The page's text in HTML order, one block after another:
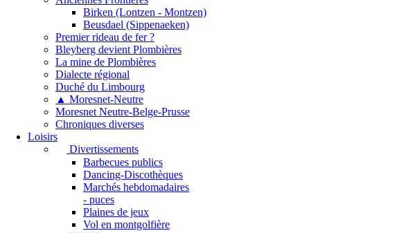
Birken (Lontzen - Montzen)
Beusdael (Sippenaeken)
Premier rideau de fer ?
Bleyberg devient Plombières
La mine de Plombières
Dialecte régional
Duché du Limbourg
▲ Moresnet-Neutre
Moresnet Neutre-Belge-Prusse
Chroniques diverses
Loisirs
Divertissements
Barbecues publics
Dancing-Discothèques
Marchés hebdomadaires
- puces
Plaines de jeux
Vol en montgolfière